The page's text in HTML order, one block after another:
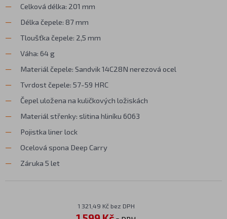
Celková délka: 201 mm
Délka čepele: 87 mm
Tloušťka čepele: 2,5 mm
Váha: 64 g
Materiál čepele: Sandvik 14C28N nerezová ocel
Tvrdost čepele: 57-59 HRC
Čepel uložena na kuličkových ložiskách
Materiál střenky: slitina hliníku 6063
Pojistka liner lock
Ocelová spona Deep Carry
Záruka 5 let
1 321,49 Kč bez DPH